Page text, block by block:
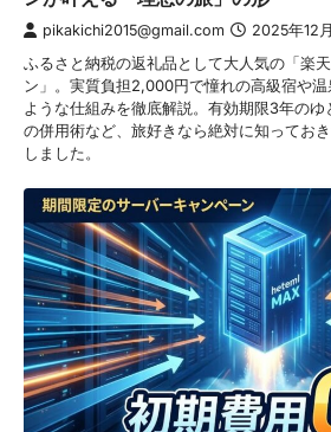
pikakichi2015@gmail.com 2025年12
ふるさと納税の返礼品として大人気の「楽
ン」。実質負担2,000円で憧れの高級宿や
ような仕組みを徹底解説。有効期限3年のゆ
の併用術など、旅好きなら絶対に知ってお
しました。